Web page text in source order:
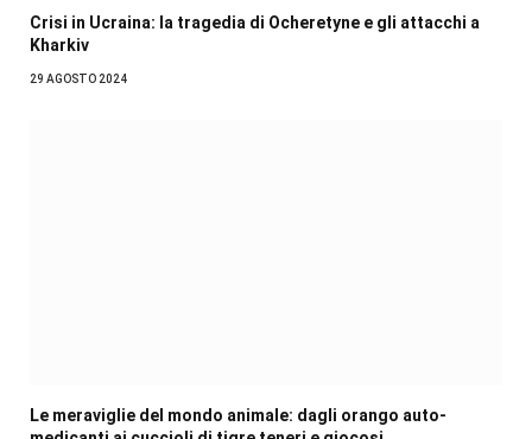
Crisi in Ucraina: la tragedia di Ocheretyne e gli attacchi a
Kharkiv
29 AGOSTO 2024
Le meraviglie del mondo animale: dagli orango auto-